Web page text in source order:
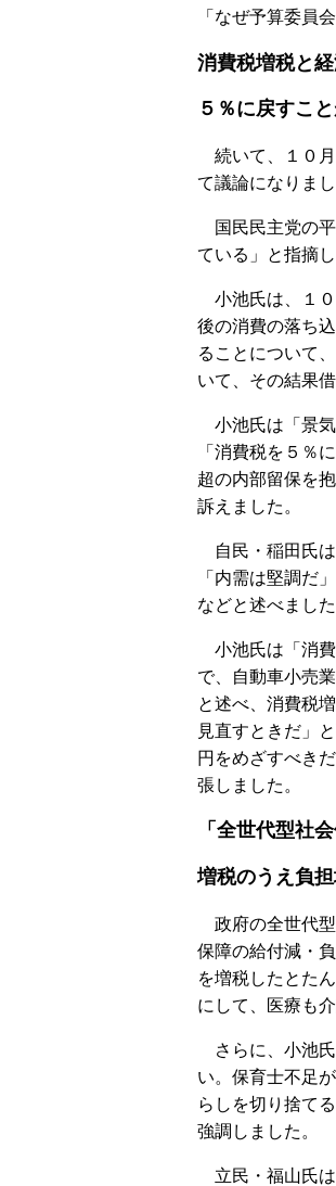
「なぜ予算委員
消費税増税と
５％に戻すこ
続いて、１０月
て議論になりまし
国民民主党の平
ている」と指摘
小池氏は、１０
後の消費の落ち
ることについて
いて、その結果
小池氏は「景気
「消費税を５％
超の内部留保を
訴えました。
自民・稲田氏は
「内需は堅調だ
などと述べました
小池氏は「消費
で、自動車小売
と述べ、消費税
見直すときだ」
円をめざすべき
張しました。
「全世代型社会
増税のうえ負
政府の全世代型
保障の給付減・
を増税したとた
にして、医療も
さらに、小池氏
い。保育士不足
らしを切り捨て
強調しました。
立民・福山氏は